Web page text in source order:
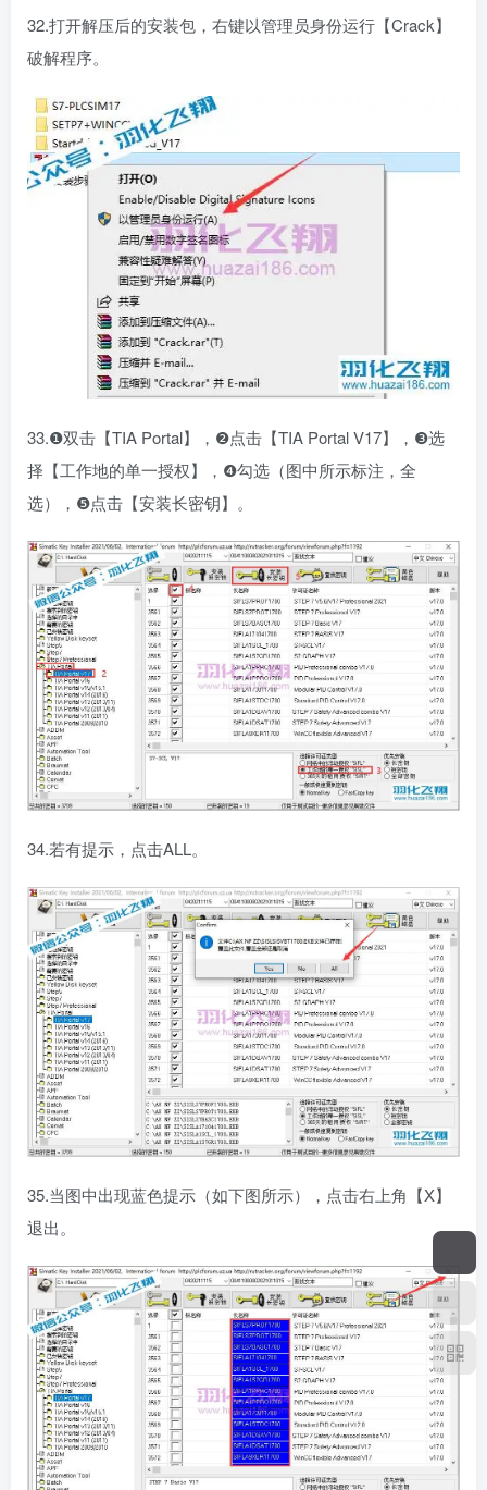
32.打开解压后的安装包，右键以管理员身份运行【Crack】
破解程序。
33.❶双击【TIA Portal】，❷点击【TIA Portal V17】，❸选
择【工作地的单一授权】，❹勾选（图中所示标注，全
选），❺点击【安装长密钥】。
34.若有提示，点击ALL。
35.当图中出现蓝色提示（如下图所示），点击右上角【X】
退出。